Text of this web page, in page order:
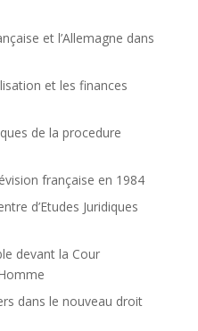
et l’Allemagne dans
et les finances
de la procedure
française en 1984
d’Etudes Juridiques
devant la Cour
dans le nouveau droit